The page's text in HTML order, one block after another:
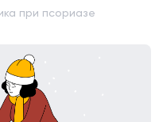
при псориазе